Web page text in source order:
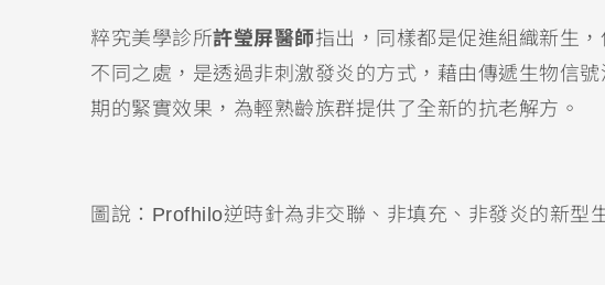
粹究美學診所許瑩屏醫師指出，同樣都是促進組織新生
不同之處，是透過非刺激發炎的方式，藉由傳遞生物信
期的緊實效果，為輕熟齡族群提供了全新的抗老解方。
圖說：Profhilo逆時針為非交聯、非填充、非發炎的新型